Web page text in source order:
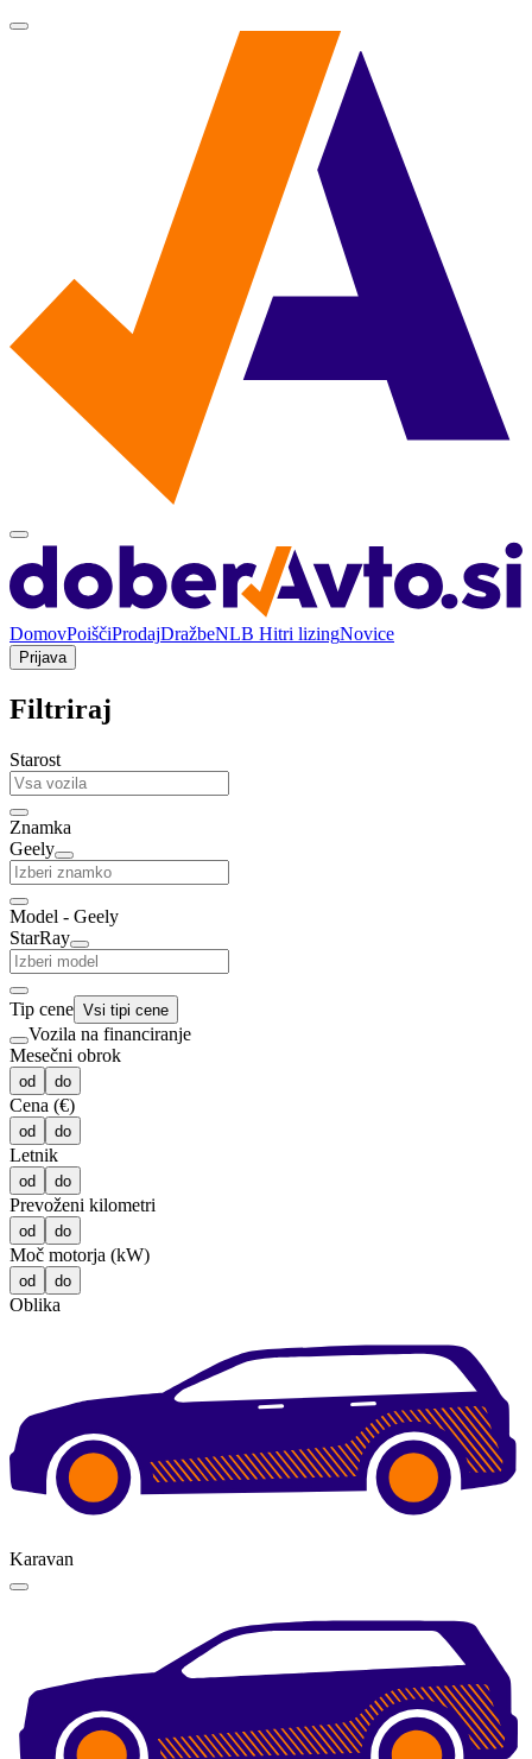
DomovPoiščiProdajDražbeNLB Hitri lizingNovice
Prijava
Filtriraj
Starost
Znamka
Geely
Model - Geely
StarRay
Tip cene Vsi tipi cene
Vozila na financiranje
Mesečni obrok
od do
Cena (€)
od do
Letnik
od do
Prevoženi kilometri
od do
Moč motorja (kW)
od do
Oblika
Karavan